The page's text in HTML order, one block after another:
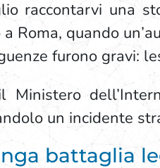
raccontarvi una
Roma, quando
furono gravi:
Ministero
un incidente
battaglia